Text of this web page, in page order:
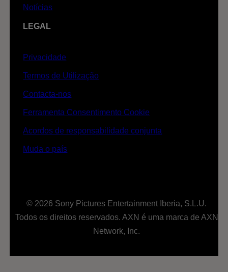
Notícias
LEGAL
Privacidade
Termos de Utilização
Contacta-nos
Ferramenta Consentimento Cookie
Acordos de responsabilidade conjunta
Muda o país
© 2026 Sony Pictures Entertainment Iberia, S.L.U.
Todos os direitos reservados. AXN é uma marca de AXN
Network, Inc.